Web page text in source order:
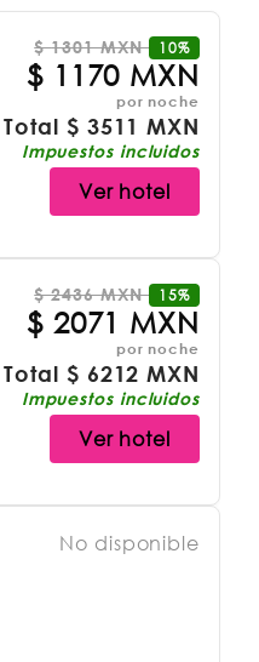
$1301 MXN 10%
$ 1170 MXN
por noche
Total $ 3511 MXN
Impuestos incluidos
Ver hotel
$2436 MXN 15%
$ 2071 MXN
por noche
Total $ 6212 MXN
Impuestos incluidos
Ver hotel
No disponible